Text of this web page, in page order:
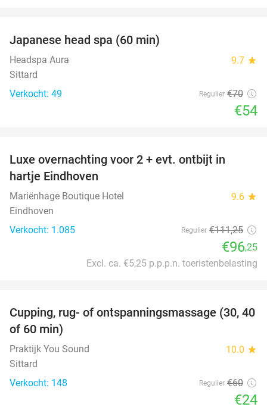
Japanese head spa (60 min)
Headspa Aura 9.7 star
Sittard
Verkocht: 49
Regulier €70
€54
Luxe overnachting voor 2 + evt. ontbijt in
hartje Eindhoven
Mariënhage Boutique Hotel 9.6 star
Eindhoven
Verkocht: 1.085
Regulier €111,25
€96,25
Excl. ca. €5,25 p.p.p.n. toeristenbelasting
60%
Cupping, rug- of ontspanningsmassage (30, 40
of 60 min)
Praktijk You Sound 10.0 star
Sittard
Verkocht: 148
Regulier €60
€24